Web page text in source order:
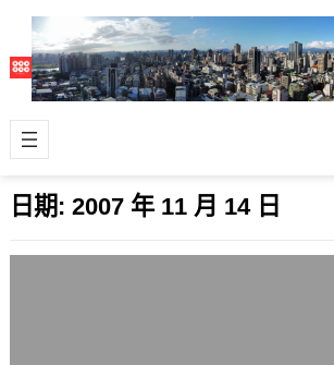
日期: 2007 年 11 月 14 日